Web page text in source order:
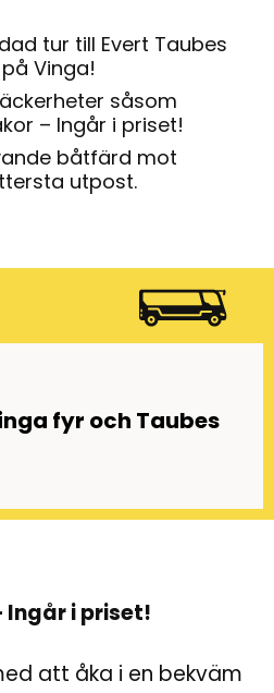
tur till Evert Taubes
Vinga!
såsom
– Ingår i priset!
båtfärd mot
utpost.
fyr och Taubes
Ingår i priset!
att åka i en bekväm